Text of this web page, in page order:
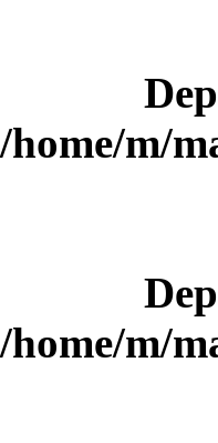
/home/m/
/home/m/